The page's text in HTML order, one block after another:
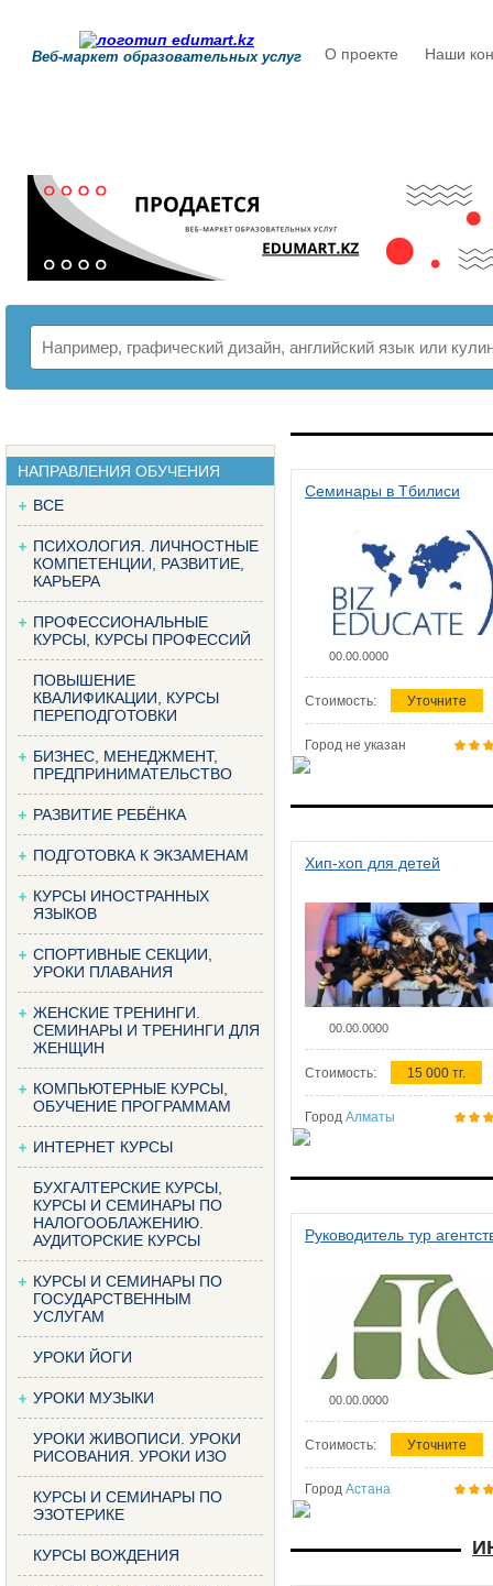
Веб-маркет образовательных услуг О проекте Наши
НАПРАВЛЕНИЯ ОБУЧЕНИЯ
ВСЕ
ПСИХОЛОГИЯ. ЛИЧНОСТНЫЕ
КОМПЕТЕНЦИИ, РАЗВИТИЕ,
КАРЬЕРА
ПРОФЕССИОНАЛЬНЫЕ
КУРСЫ, КУРСЫ ПРОФЕССИЙ
ПОВЫШЕНИЕ
КВАЛИФИКАЦИИ, КУРСЫ
ПЕРЕПОДГОТОВКИ
БИЗНЕС, МЕНЕДЖМЕНТ,
ПРЕДПРИНИМАТЕЛЬСТВО
РАЗВИТИЕ РЕБЁНКА
ПОДГОТОВКА К ЭКЗАМЕНАМ
КУРСЫ ИНОСТРАННЫХ
ЯЗЫКОВ
СПОРТИВНЫЕ СЕКЦИИ,
УРОКИ ПЛАВАНИЯ
ЖЕНСКИЕ ТРЕНИНГИ.
СЕМИНАРЫ И ТРЕНИНГИ ДЛЯ
ЖЕНЩИН
КОМПЬЮТЕРНЫЕ КУРСЫ,
ОБУЧЕНИЕ ПРОГРАММАМ
ИНТЕРНЕТ КУРСЫ
БУХГАЛТЕРСКИЕ КУРСЫ,
КУРСЫ И СЕМИНАРЫ ПО
НАЛОГООБЛАЖЕНИЮ.
АУДИТОРСКИЕ КУРСЫ
КУРСЫ И СЕМИНАРЫ ПО
ГОСУДАРСТВЕННЫМ
УСЛУГАМ
УРОКИ ЙОГИ
УРОКИ МУЗЫКИ
УРОКИ ЖИВОПИСИ. УРОКИ
РИСОВАНИЯ. УРОКИ ИЗО
КУРСЫ И СЕМИНАРЫ ПО
ЭЗОТЕРИКЕ
КУРСЫ ВОЖДЕНИЯ
Семинары в Тбилиси
00.00.0000
Стоимость: Уточните
Город не указан
Хип-хоп для детей
00.00.0000
Стоимость: 15 000 тг.
Город Алматы
Руководитель тур
00.00.0000
Стоимость: Уточните
Город Астана